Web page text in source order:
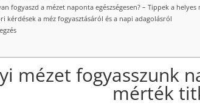
fogyaszd a mézet naponta egészségesen? – Tippek a helyes
kérdések a méz fogyasztásáról és a napi adagolásról
mézet fogyasszunk
mérték